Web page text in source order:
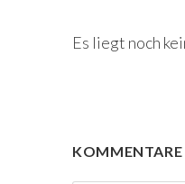
Es liegt noch
KOMMENTARE